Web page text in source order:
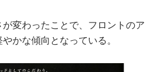
変わったことで、フロントのア
かな傾向となっている。